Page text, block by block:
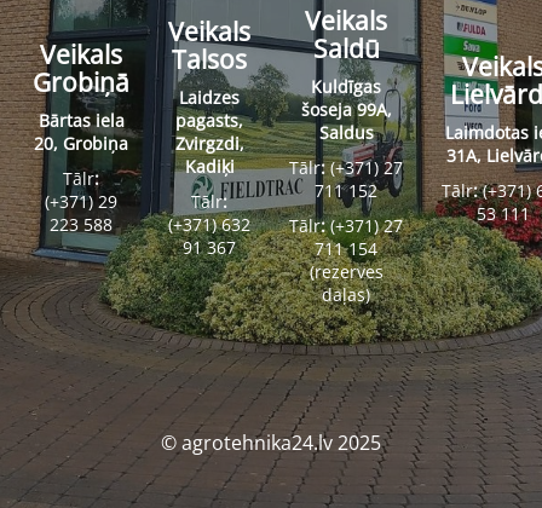
Veikals
Grobiņā
Bārtas iela
20, Grobiņa
Tālr:
(+371) 29
223 588
Veikals
Talsos
Laidzes
pagasts,
Zvirgzdi,
Kadiķi
Tālr:
(+371) 632
91 367
Veikals
Saldū
Kuldīgas
šoseja 99A,
Saldus
Tālr:(+371) 27
711 152
Tālr:(+371) 27
711 154
(rezerves
daļas)
Laimdotas
31A,
Tālr:(+371)
53 111
© agrotehnika24.lv 2025